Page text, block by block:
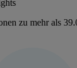
zu mehr als